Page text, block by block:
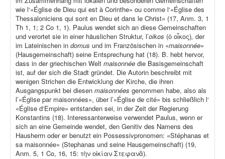
wie l‘«Église de Dieu qui est à Corinthe» ou comme l‘«Église des
Thessaloniciens qui sont en Dieu et dans le Christ» (17, Anm. 3, 1
Th 1, 1; 2 Co 1, 1). Paulus wendet sich an diese Gemeinschaften
und verortet sie in einer häuslichen Struktur, l’oikos (ὁ οἶκος), der
im Lateinischen in domus und im Französischen in «maisonnée»
(Hausgemeinschaft) seine Entsprechung hat (18). B. hebt hervor,
dass in der griechischen Welt maisonnée die Basisgemeinschaft
ist, auf der sich die Stadt gründet. Die Autorin beschreibt mit
wenigen Strichen die Entwicklung der Kirche, die ihren
Ausgangspunkt bei diesen maisonnées genommen habe, also als
l’«Église par maisonnées», über l’«Église de cité» bis schließlich l‘
«Église d‘Empire» entstanden sei, in der Zeit der Regierung
Konstantins (18). Interessanterweise verwendet Paulus, wenn er
sich an eine Gemeinde wendet, den Genitiv des Namens des
Hausherrn oder er benutzt ein Possessivpronomen: «Stéphanas et
sa maisonnée» (Stephanas und seine Hausgemeinschaft) (19,
Anm. 5, 1 Co, 16, 15: τὴν οἰκίαν Στεφανᾶ).